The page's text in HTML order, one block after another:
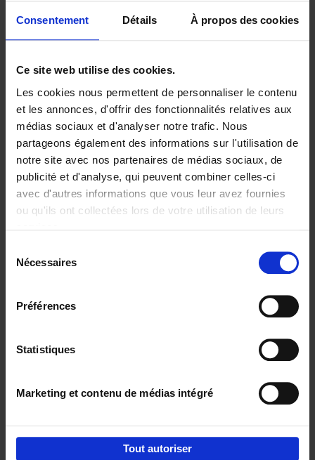
Consentement Détails À propos des cookies
Ce site web utilise des cookies.
Les cookies nous permettent de personnaliser le contenu
et les annonces, d'offrir des fonctionnalités relatives aux
médias sociaux et d'analyser notre trafic. Nous
partageons également des informations sur l'utilisation de
notre site avec nos partenaires de médias sociaux, de
publicité et d'analyse, qui peuvent combiner celles-ci
avec d'autres informations que vous leur avez fournies
ou qu'ils ont collectées lors de votre utilisation de leurs
Nécessaires
Préférences
Statistiques
Marketing et contenu de médias intégré
Tout autoriser
Building Bonds = Building
Business
Jochen Roef Jozefien De Feyter
Carolien Boom
Couverture souple
2025 200
€29,99
Digital marketing like a PRO -
completely revised edition (EN)